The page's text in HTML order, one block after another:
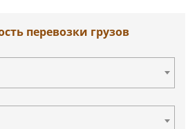
перевозки грузов